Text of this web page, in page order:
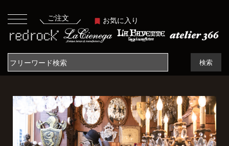
ご注文 お気に入り
検索